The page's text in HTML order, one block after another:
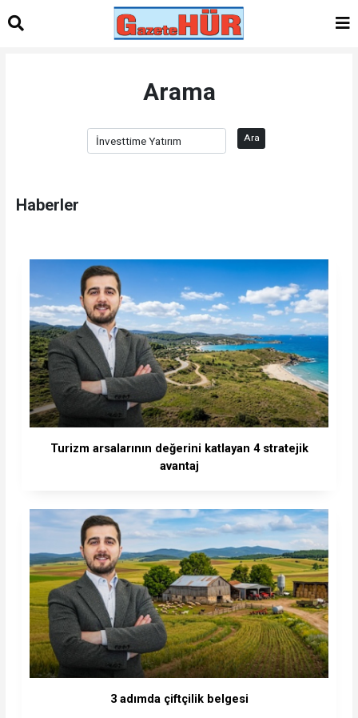
Arama
Ara
Haberler
Turizm arsalarının değerini katlayan 4 stratejik
avantaj
3 adımda çiftçilik belgesi